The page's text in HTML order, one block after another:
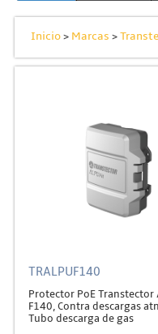
Inicio> Marcas >
TRALPUF140
Protector PoE Transtector
F140, Contra descargas
Tubo descarga de gas